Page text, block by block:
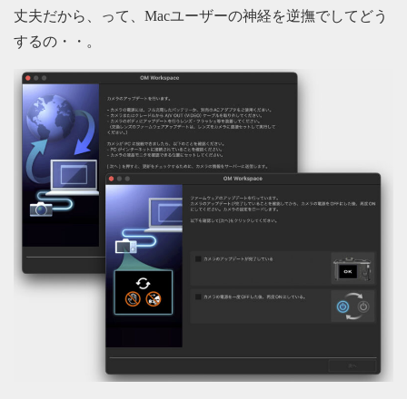
丈夫だから、って、Macユーザーの神経を逆撫でしてどう
するの・・。